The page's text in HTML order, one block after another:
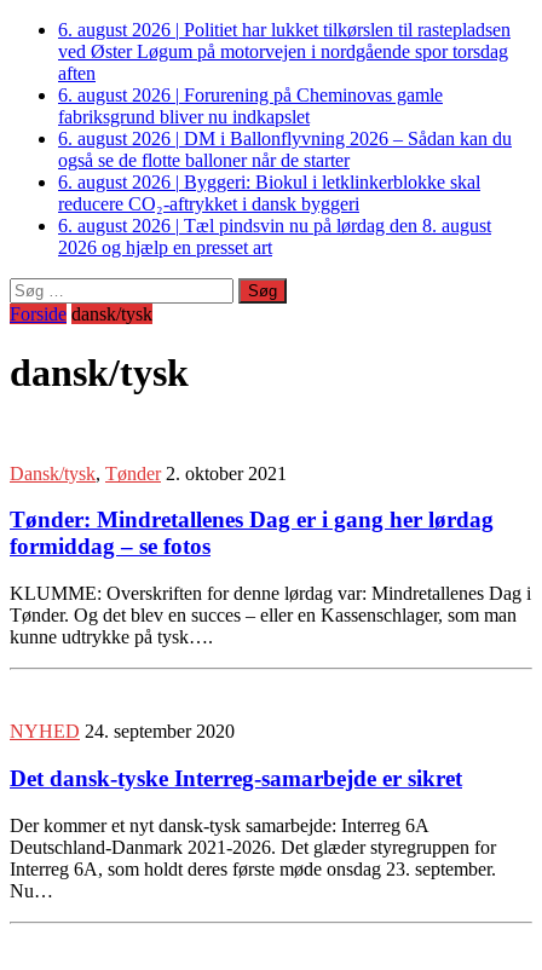
6. august 2026 | Politiet har lukket tilkørslen til rastepladsen
ved Øster Løgum på motorvejen i nordgående spor torsdag
aften
6. august 2026 | Forurening på Cheminovas gamle
fabriksgrund bliver nu indkapslet
6. august 2026 | DM i Ballonflyvning 2026 – Sådan kan du
også se de flotte balloner når de starter
6. august 2026 | Byggeri: Biokul i letklinkerblokke skal
reducere CO₂-aftrykket i dansk byggeri
6. august 2026 | Tæl pindsvin nu på lørdag den 8. august
2026 og hjælp en presset art
Søg
efter:
Forside dansk/tysk
dansk/tysk
Dansk/tysk, Tønder 2. oktober 2021
Tønder: Mindretallenes Dag er i gang her lørdag
formiddag – se fotos
KLUMME: Overskriften for denne lørdag var: Mindretallenes Dag i
Tønder. Og det blev en succes – eller en Kassenschlager, som man
kunne udtrykke på tysk….
NYHED 24. september 2020
Det dansk-tyske Interreg-samarbejde er sikret
Der kommer et nyt dansk-tysk samarbejde: Interreg 6A
Deutschland-Danmark 2021-2026. Det glæder styregruppen for
Interreg 6A, som holdt deres første møde onsdag 23. september.
Nu…